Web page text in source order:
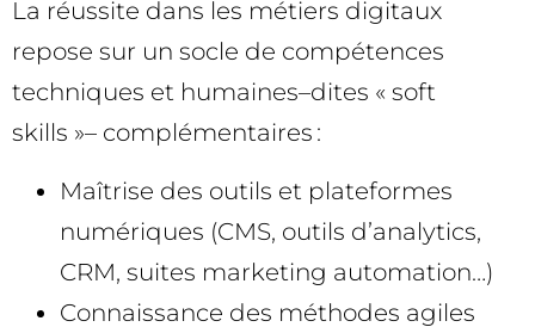
La réussite dans les métiers digitaux
repose sur un socle de compétences
techniques et humaines–dites « soft
skills »– complémentaires :
Maîtrise des outils et plateformes
numériques (CMS, outils d’analytics,
CRM, suites marketing automation…)
Connaissance des méthodes agiles